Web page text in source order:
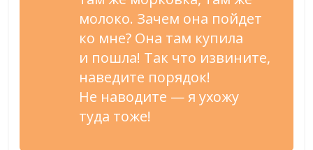
молоко. Зачем она пойдет
ко мне? Она там купила
и пошла! Так что извините,
наведите порядок!
Не наводите —я ухожу
туда тоже!